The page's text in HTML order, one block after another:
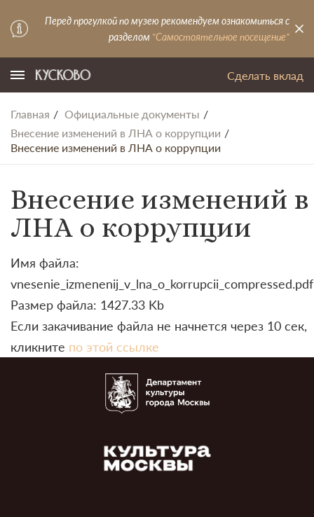
Перед прогулкой по музею рекомендуем ознакомиться с
разделом "Самостоятельное посещение"
Сделать вклад
Главная
Официальные документы
Внесение изменений в ЛНА о коррупции
Внесение изменений в ЛНА о коррупции
Внесение изменений в
ЛНА о коррупции
Имя файла:
vnesenie_izmenenij_v_lna_o_korrupcii_compressed.pdf
Размер файла: 1427.33 Kb
Если закачивание файла не начнется через 10 сек,
кликните по этой ссылке